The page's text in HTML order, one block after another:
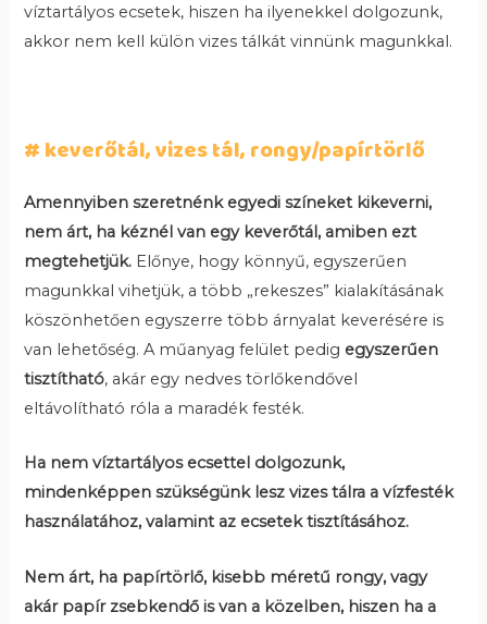
víztartályos ecsetek, hiszen ha ilyenekkel dolgozunk,
akkor nem kell külön vizes tálkát vinnünk magunkkal.
# keverőtál, vizes tál, rongy/papírtörlő
Amennyiben szeretnénk egyedi színeket kikeverni,
nem árt, ha kéznél van egy keverőtál, amiben ezt
megtehetjük. Előnye, hogy könnyű, egyszerűen
magunkkal vihetjük, a több „rekeszes” kialakításának
köszönhetően egyszerre több árnyalat keverésére is
van lehetőség. A műanyag felület pedig egyszerűen
tisztítható, akár egy nedves törlőkendővel
eltávolítható róla a maradék festék.
Ha nem víztartályos ecsettel dolgozunk,
mindenképpen szükségünk lesz vizes tálra a vízfesték
használatához, valamint az ecsetek tisztításához.
Nem árt, ha papírtörlő, kisebb méretű rongy, vagy
akár papír zsebkendő is van a közelben, hiszen ha a